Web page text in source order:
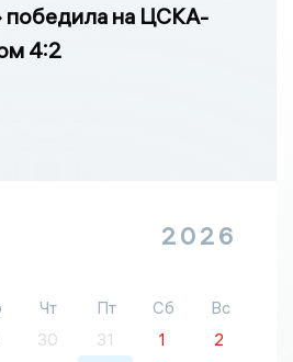
на ЦСКА-
4:2
2026
Чт Пт Сб
Вс
30 31 1
2